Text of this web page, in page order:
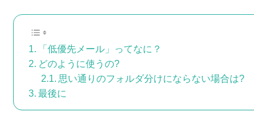
「低優先メール」ってなに？
どのように使うの?
思い通りのフォルダ分けにならない場合は?
最後に